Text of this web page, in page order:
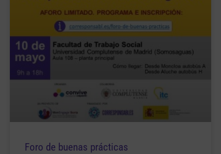
Foro de buenas prácticas